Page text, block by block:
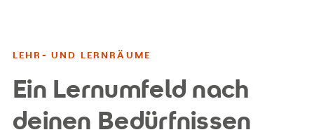
LEHR- UND LERNRÄUME
Ein Lernumfeld nach
deinen Bedürfnissen